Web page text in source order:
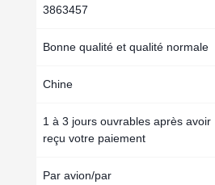
3863457
Bonne qualité et qualité normale
Chine
1 à 3 jours ouvrables après avoir
reçu votre paiement
Par avion/par